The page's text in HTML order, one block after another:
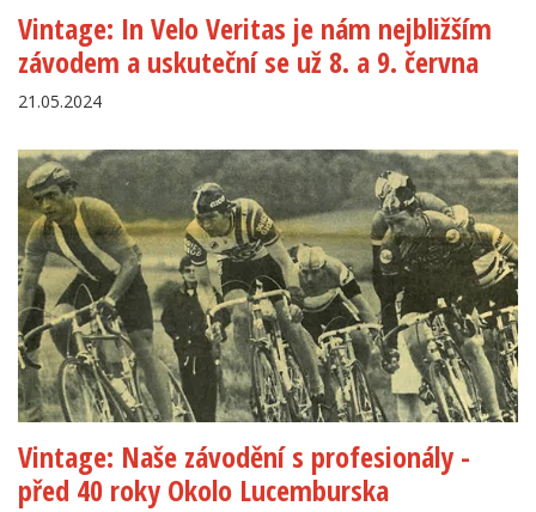
Vintage: In Velo Veritas je nám nejbližším
závodem a uskuteční se už 8. a 9. června
21.05.2024
Vintage: Naše závodění s profesionály -
před 40 roky Okolo Lucemburska